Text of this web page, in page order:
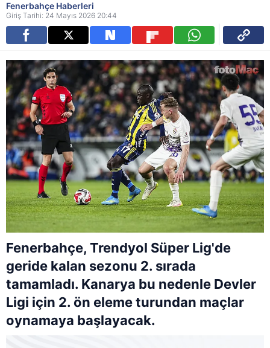
Fenerbahçe Haberleri
Giriş Tarihi: 24 Mayıs 2026 20:44
Fenerbahçe, Trendyol Süper Lig'de
geride kalan sezonu 2. sırada
tamamladı. Kanarya bu nedenle Devler
Ligi için 2. ön eleme turundan maçlar
oynamaya başlayacak.